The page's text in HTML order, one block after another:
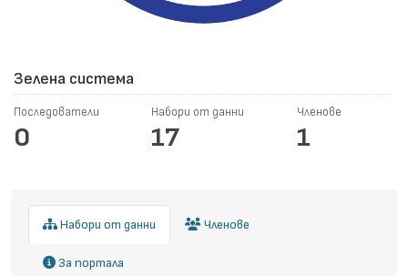
Зелена система
Последователи
0
Набори от данни
17
Членове
1
Набори от данни Членове
За портала